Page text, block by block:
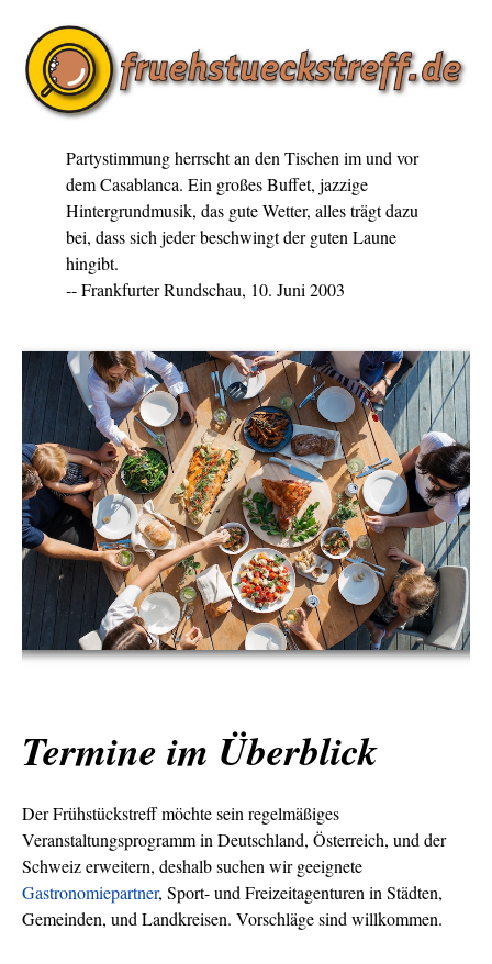
Partystimmung herrscht an den Tischen im und vor
dem Casablanca. Ein großes Buffet, jazzige
Hintergrundmusik, das gute Wetter, alles trägt dazu
bei, dass sich jeder beschwingt der guten Laune
hingibt.
-- Frankfurter Rundschau, 10. Juni 2003
Termine im Überblick
Der Frühstückstreff möchte sein regelmäßiges
Veranstaltungsprogramm in Deutschland, Österreich, und der
Schweiz erweitern, deshalb suchen wir geeignete
Gastronomiepartner, Sport- und Freizeitagenturen in Städten,
Gemeinden, und Landkreisen. Vorschläge sind willkommen.